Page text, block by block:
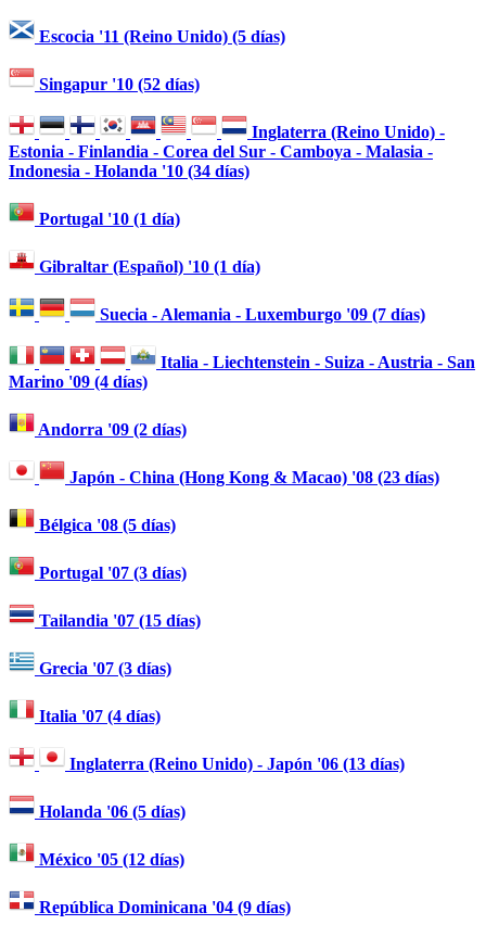
Escocia '11 (Reino Unido) (5 días)
Singapur '10 (52 días)
Inglaterra (Reino Unido) -
Estonia - Finlandia - Corea del Sur - Camboya - Malasia -
Indonesia - Holanda '10 (34 días)
Portugal '10 (1 día)
Gibraltar (Español) '10 (1 día)
Suecia - Alemania - Luxemburgo '09 (7 días)
Italia - Liechtenstein - Suiza - Austria - San
Marino '09 (4 días)
Andorra '09 (2 días)
Japón - China (Hong Kong & Macao) '08 (23 días)
Bélgica '08 (5 días)
Portugal '07 (3 días)
Tailandia '07 (15 días)
Grecia '07 (3 días)
Italia '07 (4 días)
Inglaterra (Reino Unido) - Japón '06 (13 días)
Holanda '06 (5 días)
México '05 (12 días)
República Dominicana '04 (9 días)